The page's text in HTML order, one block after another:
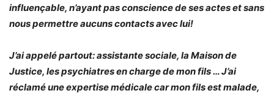
influençable, n’ayant pas conscience de ses actes et sans
nous permettre aucuns contacts avec lui!
J’ai appelé partout: assistante sociale, la Maison de
Justice, les psychiatres en charge de mon fils … J’ai
réclamé une expertise médicale car mon fils est malade,